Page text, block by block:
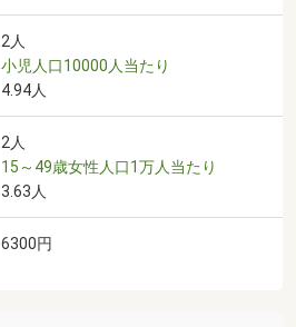
2人
小児人口10000人当たり
4.94人
2人
15～49歳女性人口1万人当たり
3.63人
6300円